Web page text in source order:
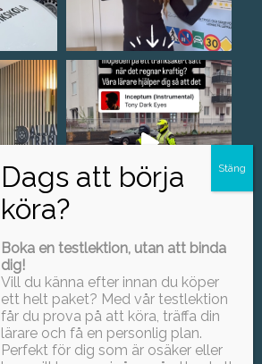
Boka en testlektion, utan att binda
dig!
Vill du känna efter innan du köper
ett helt paket? Med vår testlektion
får du prova på att köra, träffa din
lärare och få en personlig plan.
Perfekt för dig som är osäker eller